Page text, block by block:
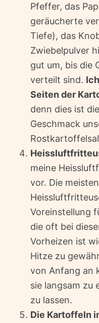
Pfeffer, das
geräucherte
Tiefe), das
Zwiebelpulver
gut um, bis die
verteilt sind.
Seiten der
denn dies ist
Geschmack
meine
vor. Die
Voreinstellung
die oft bei
Vorheizen ist
Hitze zu
von Anfang an
sie langsam zu
zu lassen.
Die Kartoffeln